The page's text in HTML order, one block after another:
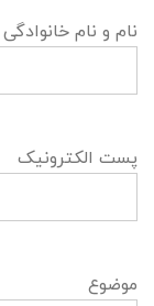
نام و نام خانوادگی
پست الکترونیک
موضوع